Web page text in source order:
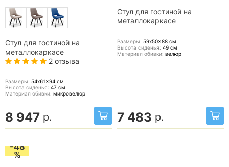
Стул для гостиной на
металлокаркасе
2 отзыва
Размеры: 54x61x94 см
Высота сиденья: 47 см
Материал обивки: микровелюр
8 947 р.
Стул для гостиной на
металлокаркасе
Размеры: 59x50x88 см
Высота сиденья: 49 см
Материал обивки: велюр
7 483 р.
-48
%